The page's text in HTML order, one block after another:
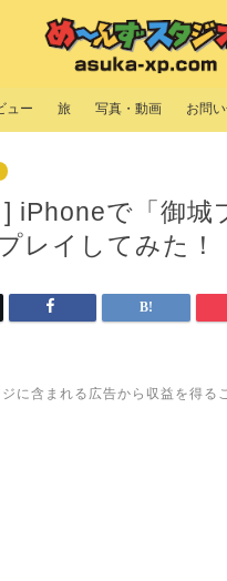
ュー 旅 写真・動画 お問
iPhoneで「御城
レイしてみた！
に含まれる広告から収益を得る